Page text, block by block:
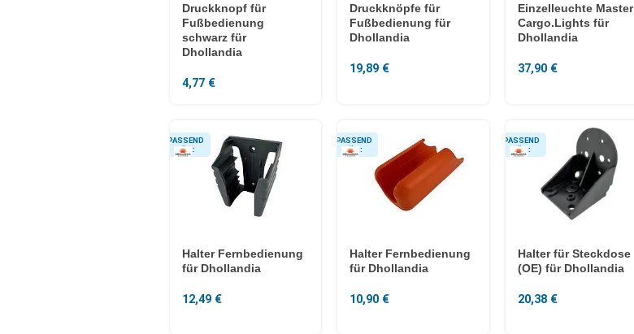
Druckknopf für
Fußbedienung
schwarz für
Dhollandia
4,77 €
Druckknöpfe für
Fußbedienung für
Dhollandia
19,89 €
Einzelleuchte Master
Cargo.Lights für
Dhollandia
37,90 €
Halter Fernbedienung
für Dhollandia
12,49 €
Halter Fernbedienung
für Dhollandia
10,90 €
Halter für Steckdose
(OE) für Dhollandia
20,38 €